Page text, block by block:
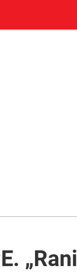
„Rani